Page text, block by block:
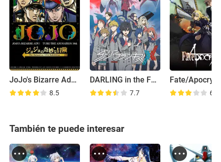
JoJo's Bizarre Adventure
8.5
DARLING in the FRANXX
7.7
Fate/
6.6
También te puede interesar